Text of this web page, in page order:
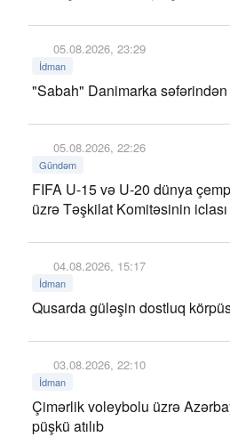
05.08.2026, 23:29
İdman
"Sabah" Danimarka səfərindən
05.08.2026, 22:26
Gündəm
FIFA U-15 və U-20 dünya
üzrə Təşkilat Komitəsinin
04.08.2026, 15:17
İdman
Qusarda güləşin dostluq
03.08.2026, 22:10
İdman
Çimərlik voleybolu üzrə
püşkü atılıb